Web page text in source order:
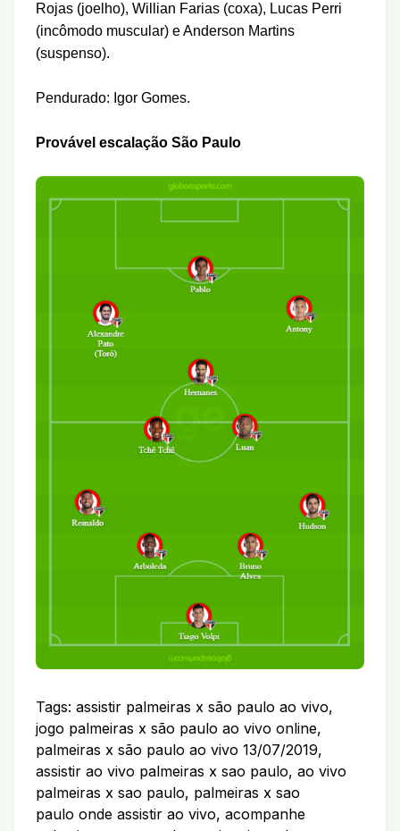
Rojas (joelho), Willian Farias (coxa), Lucas Perri
(incômodo muscular) e Anderson Martins
(suspenso).
Pendurado: Igor Gomes.
Provável escalação São Paulo
Tags: assistir palmeiras x são paulo ao vivo,
jogo palmeiras x são paulo ao vivo online,
palmeiras x são paulo ao vivo 13/07/2019,
assistir ao vivo palmeiras x sao paulo, ao vivo
palmeiras x sao paulo, palmeiras x sao
paulo onde assistir ao vivo, acompanhe